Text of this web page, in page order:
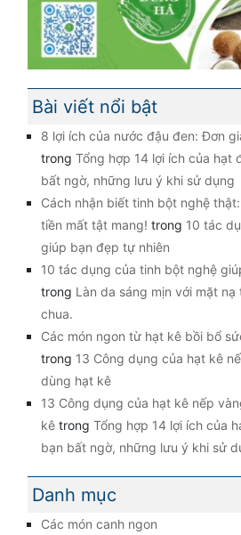
Bài viết nổi bật
8 lợi ích của nước đậu đen: Đơn
trong Tổng hợp 14 lợi ích của hạt
bất ngờ, những lưu ý khi sử dụng
Cách nhận biết tinh bột nghệ
tiền mất tật mang! trong 10 tác
giúp bạn đẹp tự nhiên
10 tác dụng của tinh bột nghệ
trong Làn da sáng mịn với mặt
chua.
Các món ngon từ hạt kê bồi bổ
trong 13 Công dụng của hạt kê
dùng hạt kê
13 Công dụng của hạt kê nếp
kê trong Tổng hợp 14 lợi ích của
bạn bất ngờ, những lưu ý khi sử
Danh mục
Các món canh ngon